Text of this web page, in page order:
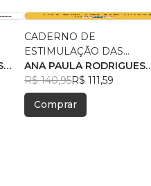
CADERNO DE
ESTIMULAÇÃO DAS
FUNÇÕES EXECUTIVAS -
ENSINO FUNDAMENTAL I
(1º ao 5º ano) – LÍNGUA
ANA PAULA RODRIGUES
COUTINHO
R$ 140,95R$ 111,59
Comprar